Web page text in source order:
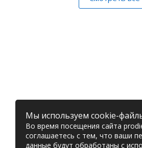
Мы используем cookie-
Во время посещения сайта
соглашаетесь с тем, что ваши
данные будут обработаны с